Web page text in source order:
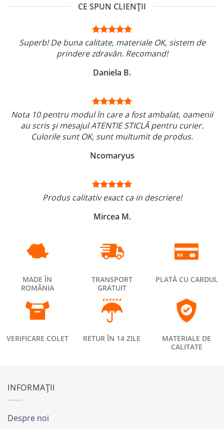
CE SPUN CLIENȚII
Superb! De buna calitate, materiale OK, sistem de
prindere zdravăn. Recomand!
Daniela B.
Nota 10 pentru modul în care a fost ambalat, oamenii
au scris și mesajul ATENTIE STICLĂ pentru curier.
Culorile sunt OK, sunt multumit de produs.
Ncomaryus
Produs calitativ exact ca in descriere!
Mircea M.
MADE ÎN
ROMÂNIA
TRANSPORT
GRATUIT
PLATĂ CU CARDUL
VERIFICARE COLET RETUR ÎN 14 ZILE
MATERIALE DE
CALITATE
INFORMAȚII
Despre noi